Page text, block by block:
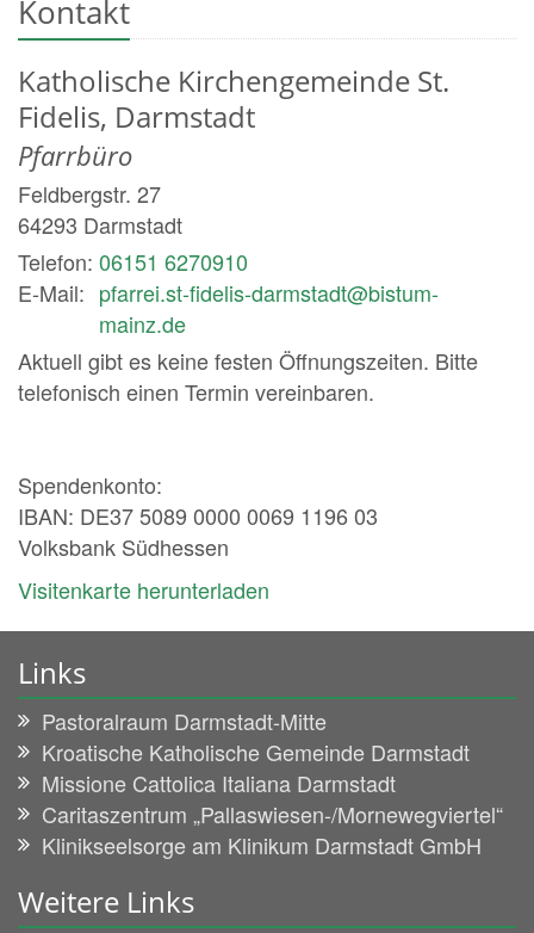
Kontakt
Katholische Kirchengemeinde St.
Fidelis, Darmstadt
Pfarrbüro
Feldbergstr. 27
64293 Darmstadt
Telefon: 06151 6270910
E-Mail: pfarrei.st-fidelis-darmstadt@bistum-
mainz.de
Aktuell gibt es keine festen Öffnungszeiten. Bitte
telefonisch einen Termin vereinbaren.
Spendenkonto:
IBAN: DE37 5089 0000 0069 1196 03
Volksbank Südhessen
Visitenkarte herunterladen
Links
Pastoralraum Darmstadt-Mitte
Kroatische Katholische Gemeinde Darmstadt
Missione Cattolica Italiana Darmstadt
Caritaszentrum „Pallaswiesen-/Mornewegviertel“
Klinikseelsorge am Klinikum Darmstadt GmbH
Weitere Links